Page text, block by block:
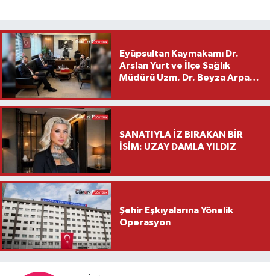
Eyüpsultan Kaymakamı Dr.
Arslan Yurt ve İlçe Sağlık
Müdürü Uzm. Dr. Beyza Arpacı
Ziyareti
SANATIYLA İZ BIRAKAN BİR
İSİM: UZAY DAMLA YILDIZ
Şehir Eşkıyalarına Yönelik
Operasyon